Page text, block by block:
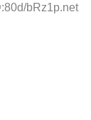
bRz1p.net